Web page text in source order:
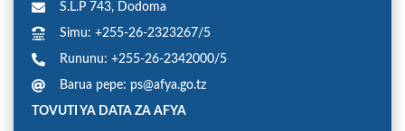
S.L.P 743, Dodoma
Simu: +255-26-2323267/5
Rununu: +255-26-2342000/5
Barua pepe: ps@afya.go.tz
TOVUTI YA DATA ZA AFYA